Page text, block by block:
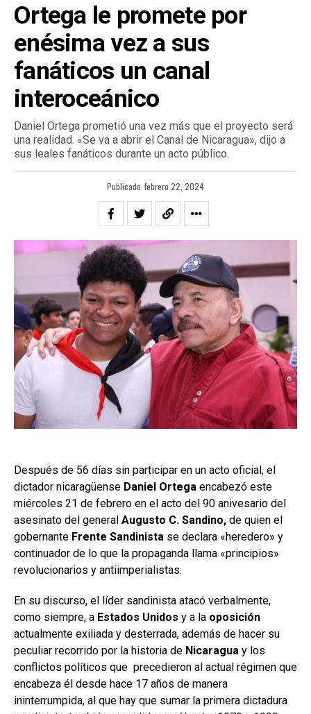
Ortega le promete por
enésima vez a sus
fanáticos un canal
interoceánico
Daniel Ortega prometió una vez más que el proyecto será
una realidad. «Se va a abrir el Canal de Nicaragua», dijo a
sus leales fanáticos durante un acto público.
Publicado febrero 22, 2024
Después de 56 días sin participar en un acto oficial, el
dictador nicaragüense Daniel Ortega encabezó este
miércoles 21 de febrero en el acto del 90 anivesario del
asesinato del general Augusto C. Sandino, de quien el
gobernante Frente Sandinista se declara «heredero» y
continuador de lo que la propaganda llama «principios»
revolucionarios y antiimperialistas.
En su discurso, el líder sandinista atacó verbalmente,
como siempre, a Estados Unidos y a la oposición
actualmente exiliada y desterrada, además de hacer su
peculiar recorrido por la historia de Nicaragua y los
conflictos políticos que precedieron al actual régimen que
encabeza él desde hace 17 años de manera
ininterrumpida, al que hay que sumar la primera dictadura